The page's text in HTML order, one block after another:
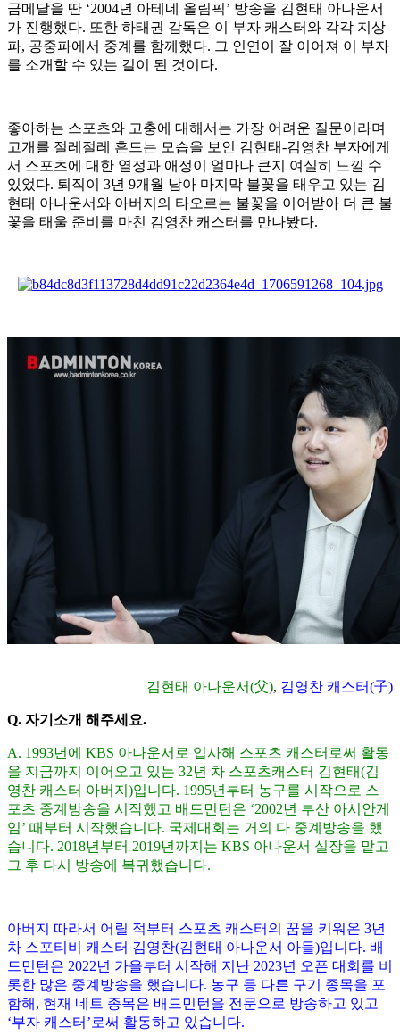
금메달을 딴 ‘2004년 아테네 올림픽’ 방송을 김현태 아나운서
가 진행했다. 또한 하태권 감독은 이 부자 캐스터와 각각 지상
파, 공중파에서 중계를 함께했다. 그 인연이 잘 이어져 이 부자
를 소개할 수 있는 길이 된 것이다.
좋아하는 스포츠와 고충에 대해서는 가장 어려운 질문이라며
고개를 절레절레 흔드는 모습을 보인 김현태-김영찬 부자에게
서 스포츠에 대한 열정과 애정이 얼마나 큰지 여실히 느낄 수
있었다. 퇴직이 3년 9개월 남아 마지막 불꽃을 태우고 있는 김
현태 아나운서와 아버지의 타오르는 불꽃을 이어받아 더 큰 불
꽃을 태울 준비를 마친 김영찬 캐스터를 만나봤다.
김현태 아나운서(父), 김영찬 캐스터(子)
Q. 자기소개 해주세요.
A. 1993년에 KBS 아나운서로 입사해 스포츠 캐스터로써 활동
을 지금까지 이어오고 있는 32년 차 스포츠캐스터 김현태(김
영찬 캐스터 아버지 )입니다. 1995년부터 농구를 시작으로 스
포츠 중계방송을 시작했고 배드민턴은 ‘2002년 부산 아시안게
임’ 때부터 시작했습니다. 국제대회는 거의 다 중계방송을 했
습니다. 2018년부터 2019년까지는 KBS 아나운서 실장을 맡고
그 후 다시 방송에 복귀했습니다.
아버지 따라서 어릴 적부터 스포츠 캐스터의 꿈을 키워온 3년
차 스포티비 캐스터 김영찬(김현태 아나운서 아들)입니다. 배
드민턴은 2022년 가을부터 시작해 지난 2023년 오픈 대회를 비
롯한 많은 중계방송을 했습니다. 농구 등 다른 구기 종목을 포
함해 , 현재 네트 종목은 배드민턴을 전문으로 방송하고 있고
‘부자 캐스터 ’로써 활동하고 있습니다.